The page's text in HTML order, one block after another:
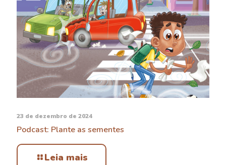
23 de dezembro de 2024
Podcast: Plante as sementes
Leia mais